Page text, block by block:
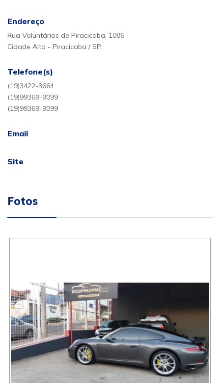
Endereço
Rua Voluntários de Piracicaba, 1086
Cidade Alta - Piracicaba / SP
Telefone(s)
(19)3422-3664
(19)99369-9099
(19)99369-9099
Email
Site
Fotos